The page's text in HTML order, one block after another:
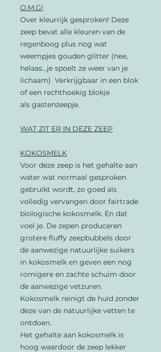
O.M.G!
Over kleurrijk gesproken! Deze
zeep bevat alle kleuren van de
regenboog plus nog wat
weempjes gouden glitter (nee,
helaas...je spoelt ze weer van je
lichaam) Verkrijgbaar in een blok
of een rechthoekig blokje
als gastenzeepje.
WAT ZIT ER IN DEZE ZEEP
KOKOSMELK
Voor deze zeep is het gehalte aan
water wat normaal gesproken
gebruikt wordt, zo goed als
volledig vervangen door fairtrade
biologische kokosmelk. En dat
voel je. De zepen produceren
grotere fluffy zeepbubbels door
de aanwezige natuurlijke suikers
in kokosmelk en geven een nog
romigere en zachte schuim door
de aanwezige vetzuren.
Kokosmelk reinigt de huid zonder
deze van de natuurlijke vetten te
ontdoen.
Het gehalte aan kokosmelk is
hoog waardoor de zeep lekker